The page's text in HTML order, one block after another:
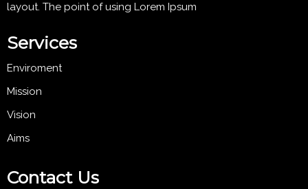
layout. The point of using Lorem Ipsum
Services
Enviroment
Mission
Vision
Aims
Contact Us